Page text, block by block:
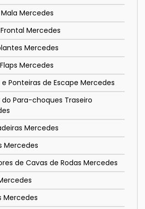
Mercedes
Mercedes
Mercedes
Mercedes
Ponteiras de Escape Mercedes
do Para-choques Traseiro
Mercedes
Mercedes
de Cavas de Rodas Mercedes
Mercedes